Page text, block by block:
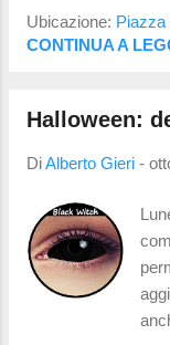
Ubicazione: Piazza
CONTINUA A
Halloween:
DiAlberto Gieri -